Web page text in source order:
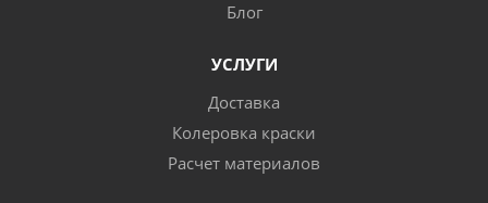
Блог
УСЛУГИ
Доставка
Колеровка краски
Расчет материалов